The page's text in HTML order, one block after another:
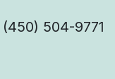
(450) 504-9771